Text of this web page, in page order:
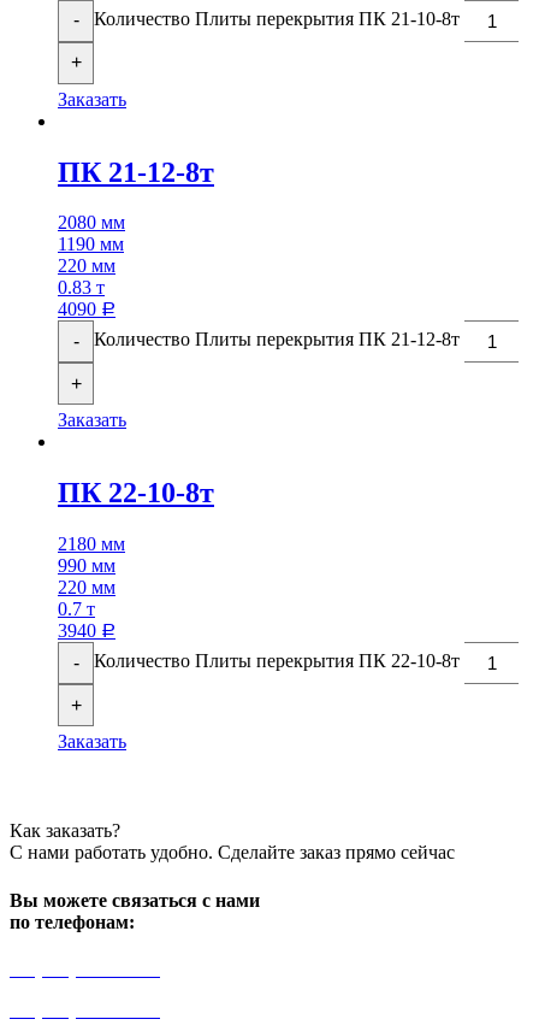
- Количество Плиты перекрытия ПК 21-10-8т
+
Заказать
ПК 21-12-8т
2080 мм
1190 мм
220 мм
0.83 т
4090 Р
- Количество Плиты перекрытия ПК 21-12-8т
+
Заказать
ПК 22-10-8т
2180 мм
990 мм
220 мм
0.7 т
3940 Р
- Количество Плиты перекрытия ПК 22-10-8т
+
Заказать
Как заказать?
С нами работать удобно. Сделайте заказ прямо сейчас
Вы можете связаться с нами
по телефонам: